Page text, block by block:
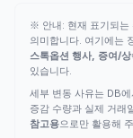
※ 안내: 현재 표기되는
의미합니다. 여기에는
스톡옵션 행사, 증여/
있습니다.
세부 변동 사유는 DB
증감 수량과 실제 거래
참고용으로만 활용해